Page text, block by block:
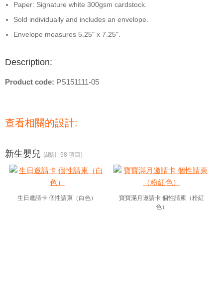
Paper: Signature white 300gsm cardstock.
Sold individually and includes an envelope.
Envelope measures 5.25" x 7.25".
Description:
Product code: PS151111-05
查看相關的設計:
新生嬰兒 (總計: 98 項目)
生日邀請卡 個性請柬（白色）
寶寶滿月邀請卡 個性請柬（粉紅
色）